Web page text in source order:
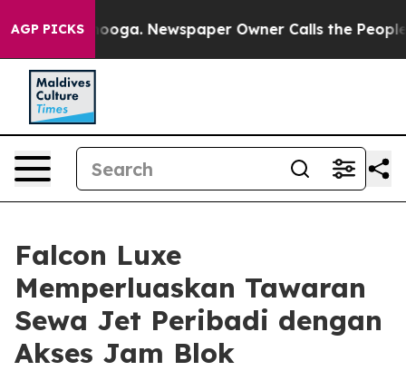
AGP PICKS
Chattanooga. Newspaper Owner Calls the People
Falcon Luxe
Memperluaskan Tawaran
Sewa Jet Peribadi dengan
Akses Jam Blok